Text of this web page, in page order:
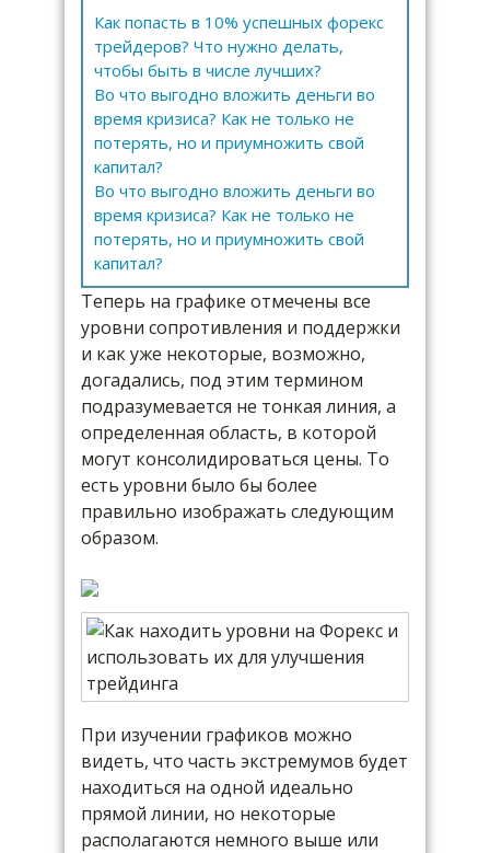
Как попасть в 10% успешных форекс
трейдеров? Что нужно делать,
чтобы быть в числе лучших?
Во что выгодно вложить деньги во
время кризиса? Как не только не
потерять, но и приумножить свой
капитал?
Во что выгодно вложить деньги во
время кризиса? Как не только не
потерять, но и приумножить свой
капитал?
Теперь на графике отмечены все
уровни сопротивления и поддержки
и как уже некоторые, возможно,
догадались, под этим термином
подразумевается не тонкая линия, а
определенная область, в которой
могут консолидироваться цены. То
есть уровни было бы более
правильно изображать следующим
образом.
При изучении графиков можно
видеть, что часть экстремумов будет
находиться на одной идеально
прямой линии, но некоторые
располагаются немного выше или